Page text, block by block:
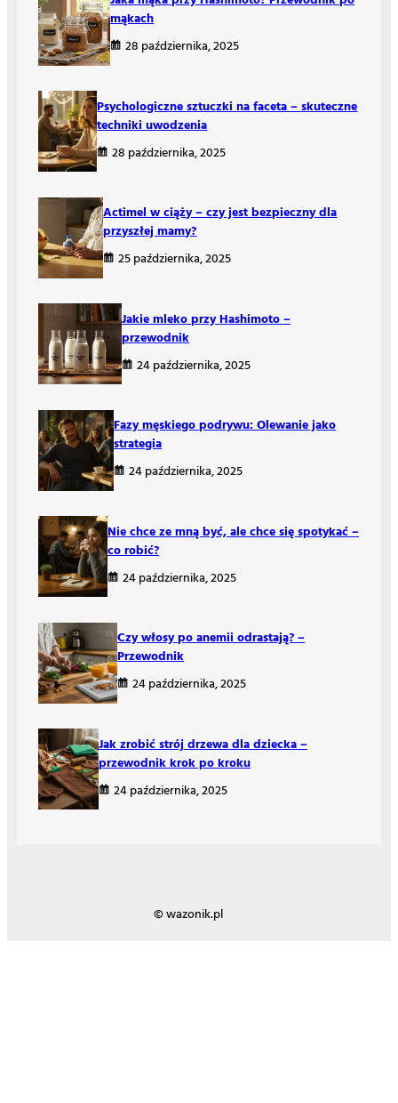
mąkach
28 października, 2025
Psychologiczne sztuczki na faceta – skuteczne
techniki uwodzenia
28 października, 2025
Actimel w ciąży – czy jest bezpieczny dla
przyszłej mamy?
25 października, 2025
Jakie mleko przy Hashimoto –
przewodnik
24 października, 2025
Fazy męskiego podrywu: Olewanie jako
strategia
24 października, 2025
Nie chce ze mną być, ale chce się spotykać –
co robić?
24 października, 2025
Czy włosy po anemii odrastają? –
Przewodnik
24 października, 2025
Jak zrobić strój drzewa dla dziecka –
przewodnik krok po kroku
24 października, 2025
© wazonik.pl